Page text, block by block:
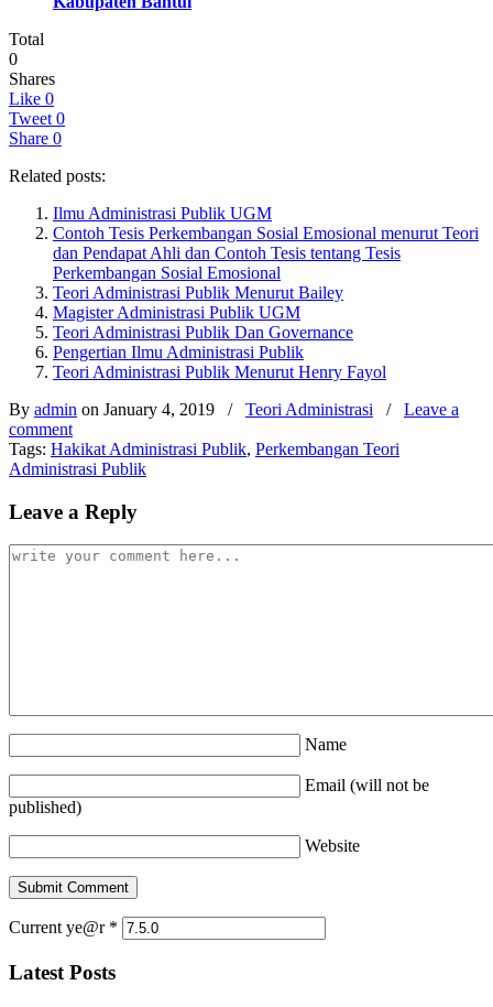
Total
0
Shares
Like 0
Tweet 0
Share 0
Related posts:
Ilmu Administrasi Publik UGM
Contoh Tesis Perkembangan Sosial Emosional menurut Teori
dan Pendapat Ahli dan Contoh Tesis tentang Tesis
Perkembangan Sosial Emosional
Teori Administrasi Publik Menurut Bailey
Magister Administrasi Publik UGM
Teori Administrasi Publik Dan Governance
Pengertian Ilmu Administrasi Publik
Teori Administrasi Publik Menurut Henry Fayol
By admin on January 4, 2019 / Teori Administrasi / Leave a
comment
Tags: Hakikat Administrasi Publik, Perkembangan Teori
Administrasi Publik
Leave a Reply
Name
Email (will not be
published)
Website
Current ye@r *
Latest Posts